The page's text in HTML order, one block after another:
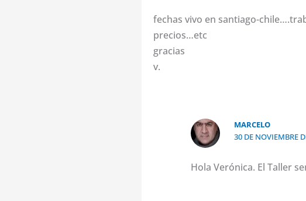
fechas vivo en santiago-
precios…etc
gracias
v.
MARCELO
30 DE NOVIEMBRE
Hola Verónica. El Taller